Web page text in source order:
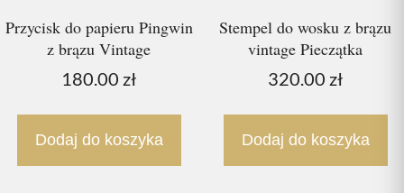
Przycisk do papieru Pingwin
z brązu Vintage
180.00 zł
Dodaj do koszyka
Stempel do wosku z brązu
vintage Pieczątka
320.00 zł
Dodaj do koszyka